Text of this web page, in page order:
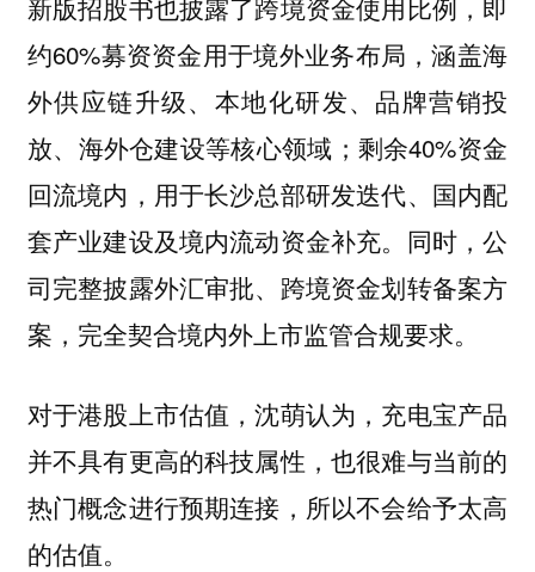
新版招股书也披露了跨境资金使用比例，即
约60%募资资金用于境外业务布局，涵盖海
外供应链升级、本地化研发、品牌营销投
放、海外仓建设等核心领域；剩余40%资金
回流境内，用于长沙总部研发迭代、国内配
套产业建设及境内流动资金补充。同时，公
司完整披露外汇审批、跨境资金划转备案方
案，完全契合境内外上市监管合规要求。
对于港股上市估值，沈萌认为，充电宝产品
并不具有更高的科技属性，也很难与当前的
热门概念进行预期连接，所以不会给予太高
的估值。